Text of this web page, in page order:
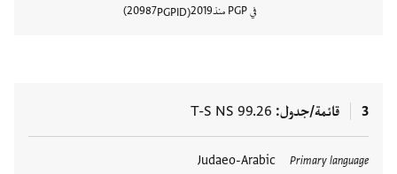
في PGP منذ 2019
PGPID
20987
3 قائمة/جدول T-S NS 99.26
Primary language
Judaeo-Arabic العلامات